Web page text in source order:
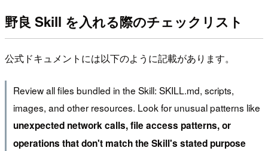
野良 Skill を入れる際のチェックリスト
公式ドキュメントには以下のように記載があります。
Review all files bundled in the Skill: SKILL.md, scripts,
images, and other resources. Look for unusual patterns like
unexpected network calls, file access patterns, or
operations that don't match the Skill's stated purpose